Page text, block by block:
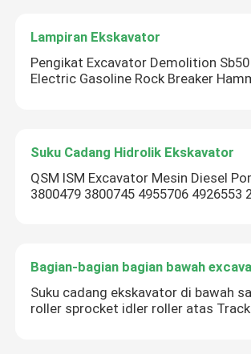
Lampiran Ekskavator
Pengikat Excavator Demolition Sb50
Electric Gasoline Rock Breaker
Suku Cadang Hidrolik Ekskavator
QSM ISM Excavator Mesin Diesel
3800479 3800745 4955706 4926553
Bagian-bagian bagian bawah
Suku cadang ekskavator di bawah
roller sprocket idler roller atas